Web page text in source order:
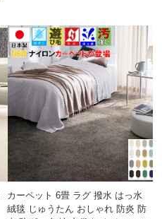
カーペット 6畳 ラグ 撥水 はっ水
絨毯 じゅうたん おしゃれ 防炎 防